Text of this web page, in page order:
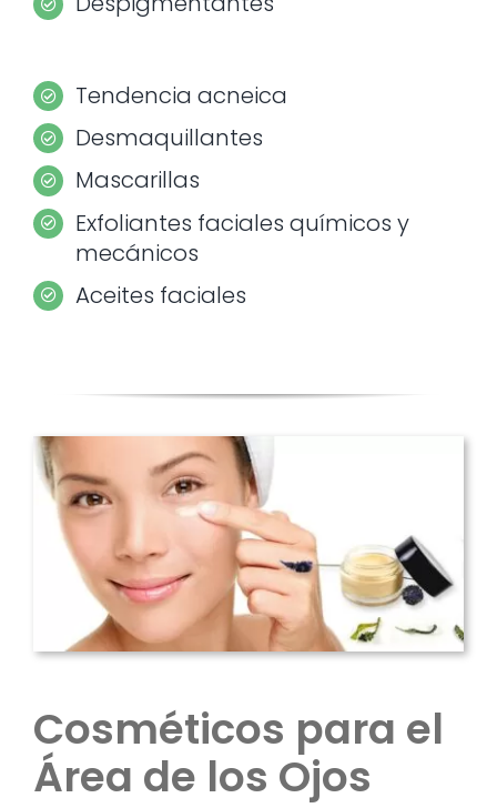
Tendencia acneica
Desmaquillantes
Mascarillas
Exfoliantes faciales químicos y
mecánicos
Aceites faciales
Cosméticos para el
Área de los Ojos